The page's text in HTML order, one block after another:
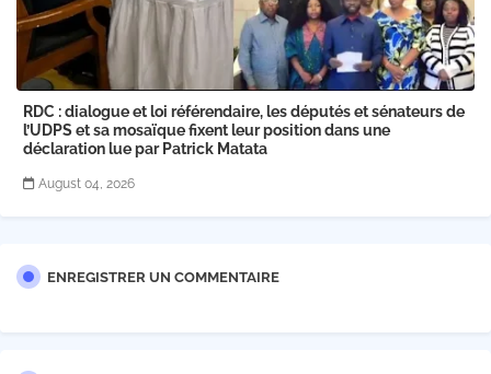
RDC : dialogue et loi référendaire, les députés et sénateurs de
l’UDPS et sa mosaïque fixent leur position dans une
déclaration lue par Patrick Matata
August 04, 2026
ENREGISTRER UN COMMENTAIRE